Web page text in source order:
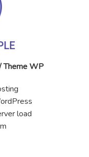
Theme WP
load